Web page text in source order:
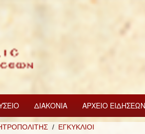
ΔΙΑΚΟΝΙΑ ΑΡΧΕΙΟ ΕΙΔΗΣΕΩΝ
ΕΓΚΥΚΛΙΟΙ